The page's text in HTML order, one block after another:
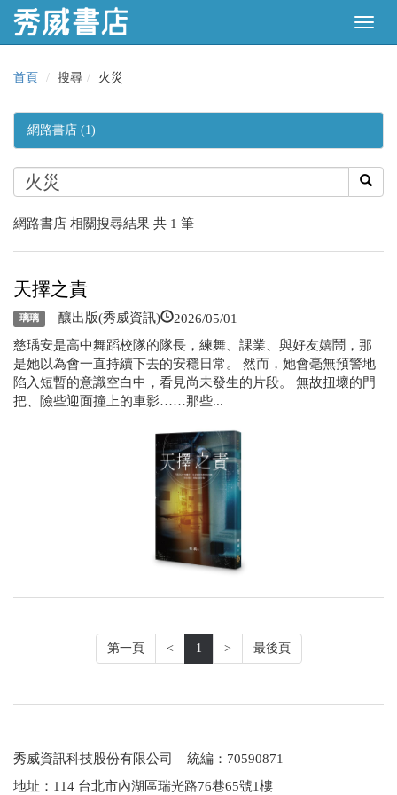
首頁 搜尋 火災
網路書店 (1)
網路書店 相關搜尋結果 共 1 筆
天擇之責
璃璃 釀出版(秀威資訊) 2026/05/01
慈瑀安是高中舞蹈校隊的隊長，練舞、課業、與好友嬉鬧，那
是她以為會一直持續下去的安穩日常。 然而，她會毫無預警地
陷入短暫的意識空白中，看見尚未發生的片段。 無故扭壞的門
把、險些迎面撞上的車影……那些...
第一頁 < 1 > 最後頁
秀威資訊科技股份有限公司 統編：70590871
地址：114 台北市內湖區瑞光路76巷65號1樓